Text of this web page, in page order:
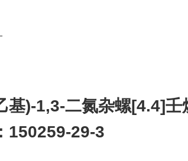
基)-1,3-二氮杂螺[4.4]壬
150259-29-3